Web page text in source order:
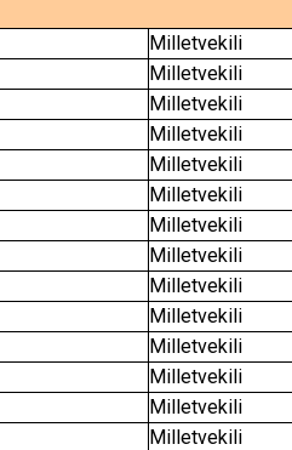
Milletvekili
Milletvekili
Milletvekili
Milletvekili
Milletvekili
Milletvekili
Milletvekili
Milletvekili
Milletvekili
Milletvekili
Milletvekili
Milletvekili
Milletvekili
Milletvekili